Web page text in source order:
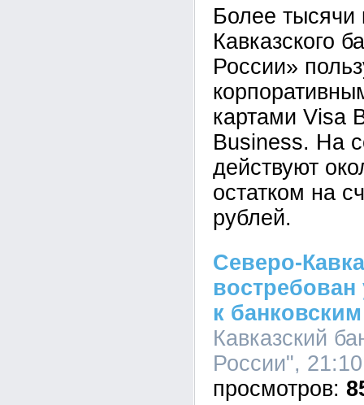
Более тысячи
Кавказского
России»
картами Visa
Business. На
действуют
остатком на
рублей.
Северо-
к
Кавказский
России",